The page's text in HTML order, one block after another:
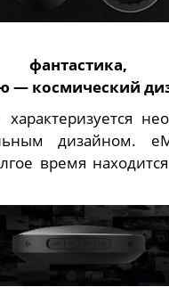
фантастика,
— космический
дизайном.
время